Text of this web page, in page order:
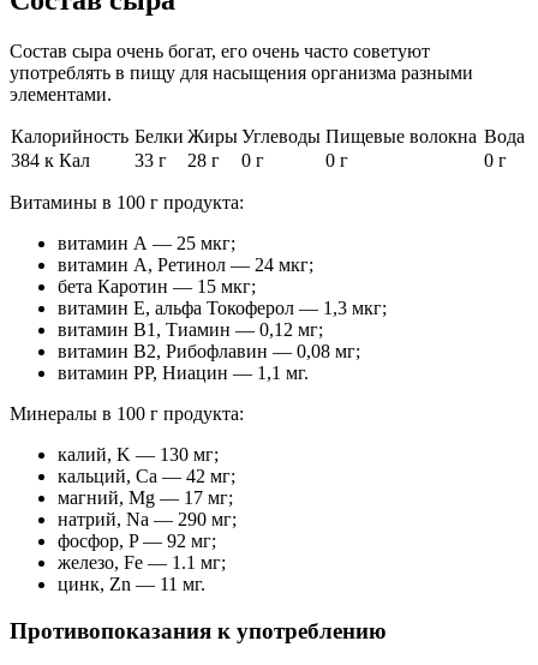
Состав сыра очень богат, его очень часто советуют
употреблять в пищу для насыщения организма разными
элементами.
Калорийность Белки ЖирыУглеводы Пищевые волокна Вода
384 к Кал
33 г 28 г 0 г 0 г 0 г
Витамины в 100 г продукта:
витамин А — 25 мкг;
витамин А, Ретинол — 24 мкг;
бета Каротин — 15 мкг;
витамин Е, альфа Токоферол — 1,3 мкг;
витамин В1, Тиамин — 0,12 мг;
витамин В2, Рибофлавин — 0,08 мг;
витамин РР, Ниацин — 1,1 мг.
Минералы в 100 г продукта:
калий, K — 130 мг;
кальций, Ca — 42 мг;
магний, Mg — 17 мг;
натрий, Na — 290 мг;
фосфор, P — 92 мг;
железо, Fe — 1.1 мг;
цинк, Zn — 11 мг.
Противопоказания к употреблению